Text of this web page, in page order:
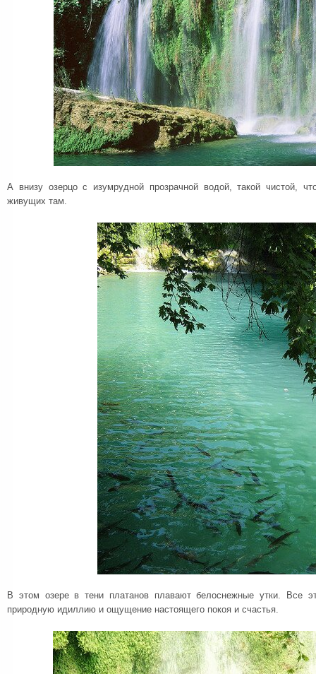
А внизу озерцо с изумрудной прозрачной водой, такой чистой,
живущих там.
В этом озере в тени платанов плавают белоснежные утки. Все
природную идиллию и ощущение настоящего покоя и счастья.